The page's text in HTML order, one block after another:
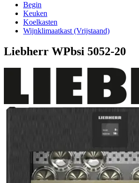
Begin
Keuken
Koelkasten
Wijnklimaatkast (Vrijstaand)
Liebherr WPbsi 5052-20